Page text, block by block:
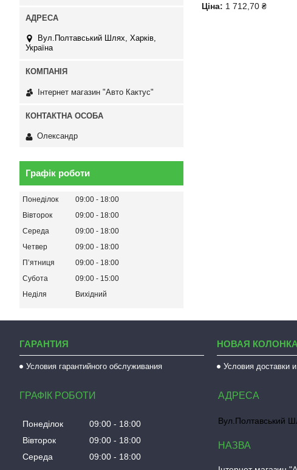
Ціна: 1 712,70 ₴
Вул.Полтавський Шлях, Харків,
Україна
Інтернет магазин "Авто Кактус"
Олександр
Графік роботи
Понеділок 09:00
18:00
Вівторок
09:00
18:00
Середа
09:00
18:00
Четвер
09:00
18:00
Пʼятниця
09:00
18:00
Субота
09:00
15:00
Неділя
Вихідний
ГАРАНТИЯ
Условия гарантийного обслуживания
НОВАЯ КОЛОНКА
Условия доставки
ГРАФІК РОБОТИ
Понеділок 09:00
18:00
Вівторок
09:00
18:00
Середа
09:00
18:00
Вул.Полтавський